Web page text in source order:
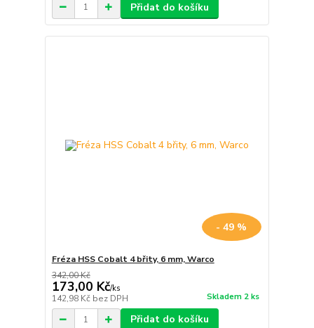
Přidat do košíku
- 49 %
Fréza HSS Cobalt 4 břity, 6 mm, Warco
342,00 Kč
173,00 Kč/ks
142,98 Kč bez DPH Skladem 2 ks
Přidat do košíku